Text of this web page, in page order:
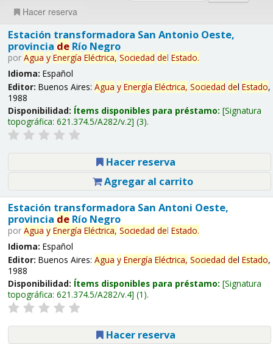
Hacer reserva
Estación transformadora San Antonio Oeste,
provincia deRío Negro
por Agua y Energía Eléctrica, Sociedad del Estado.
Idioma: Español
Editor: Buenos Aires: Agua y Energía Eléctrica, Sociedad del Estado,
1988
Disponibilidad: Ítems disponibles para préstamo: Signatura
topográfica: 621.374.5/A282/v.2 (3).
Hacer reserva
Agregar al carrito
Estación transformadora San Antoni Oeste,
provincia deRío Negro
por Agua y Energía Eléctrica, Sociedad del Estado.
Idioma: Español
Editor: Buenos Aires: Agua y Energía Eléctrica, Sociedad del Estado,
1988
Disponibilidad: Ítems disponibles para préstamo: Signatura
topográfica: 621.374.5/A282/v.4 (1).
Hacer reserva